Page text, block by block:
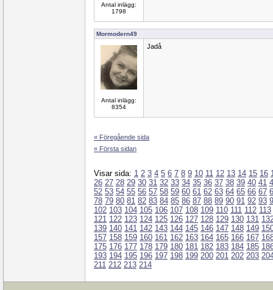
Antal inlägg:
1798
Mormodern49
Antal inlägg:
8354
Jadå
« Föregående sida
« Första sidan
Visar sida: 1 2 3 4 5 6 7 8 9 10 11 12 13 14 15 16
26 27 28 29 30 31 32 33 34 35 36 37 38 39 40 41
52 53 54 55 56 57 58 59 60 61 62 63 64 65 66 67
78 79 80 81 82 83 84 85 86 87 88 89 90 91 92 93
102 103 104 105 106 107 108 109 110 111 112 113
121 122 123 124 125 126 127 128 129 130 131
139 140 141 142 143 144 145 146 147 148 149
157 158 159 160 161 162 163 164 165 166 167
175 176 177 178 179 180 181 182 183 184 185
193 194 195 196 197 198 199 200 201 202 203
211 212 213 214